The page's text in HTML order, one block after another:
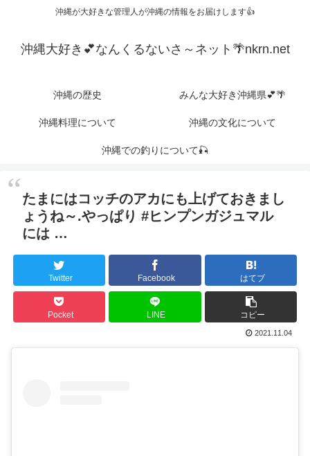
沖縄が大好きな管理人が沖縄の情報をお届けします👍
沖縄大好き💕なんくるないさ～ネット🌴nkrn.net
沖縄の歴史 みんな大好き沖縄県💕🌴
沖縄料理について 沖縄の文化について
沖縄での釣りについて🎣
たまにはコッチのアカにも上げておきまし
ょうね～.やっぱり #ヒンプンガジュマル
には …
Twitter Facebook はてブ
Pocket LINE コピー
2021.11.04